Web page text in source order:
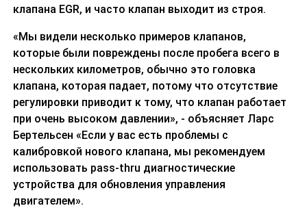
клапана EGR, и часто клапан выходит из строя.
«Мы видели несколько примеров клапанов,
которые были повреждены после пробега всего в
нескольких километров, обычно это головка
клапана, которая падает, потому что отсутствие
регулировки приводит к тому, что клапан работает
при очень высоком давлении», - объясняет Ларс
Бертельсен «Если у вас есть проблемы с
калибровкой нового клапана, мы рекомендуем
использовать pass-thru диагностические
устройства для обновления управления
двигателем».